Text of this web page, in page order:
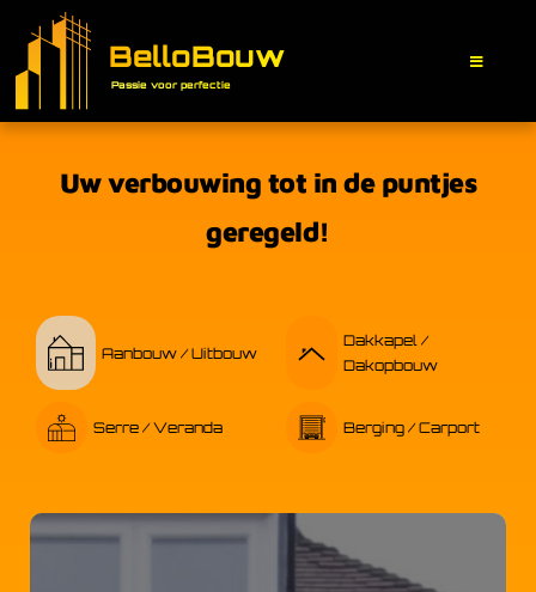
BelloBouw
Passie voor perfectie
Uw verbouwing tot in de puntjes
geregeld!
Aanbouw / Uitbouw
Dakkapel /
Dakopbouw
Serre / Veranda Berging / Carport